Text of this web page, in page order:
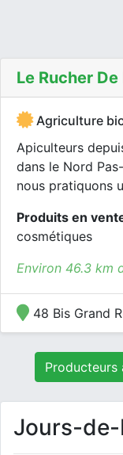
Le Rucher De
Agriculture
Apiculteurs
dans le Nord
nous pratiquons
Produits en
cosmétiques
Environ 46.3 km
48 Bis Grand
Producteurs
Jours-